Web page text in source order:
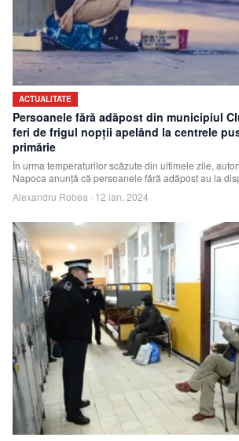
ACTUALITATE
Persoanele fără adăpost din municipiul
feri de frigul nopții apelând la centrele
primărie
În urma temperaturilor scăzute din ultimele zile,
Napoca anunță că persoanele fără adăpost au la
Alexandru Robea · 12 ian. 2024